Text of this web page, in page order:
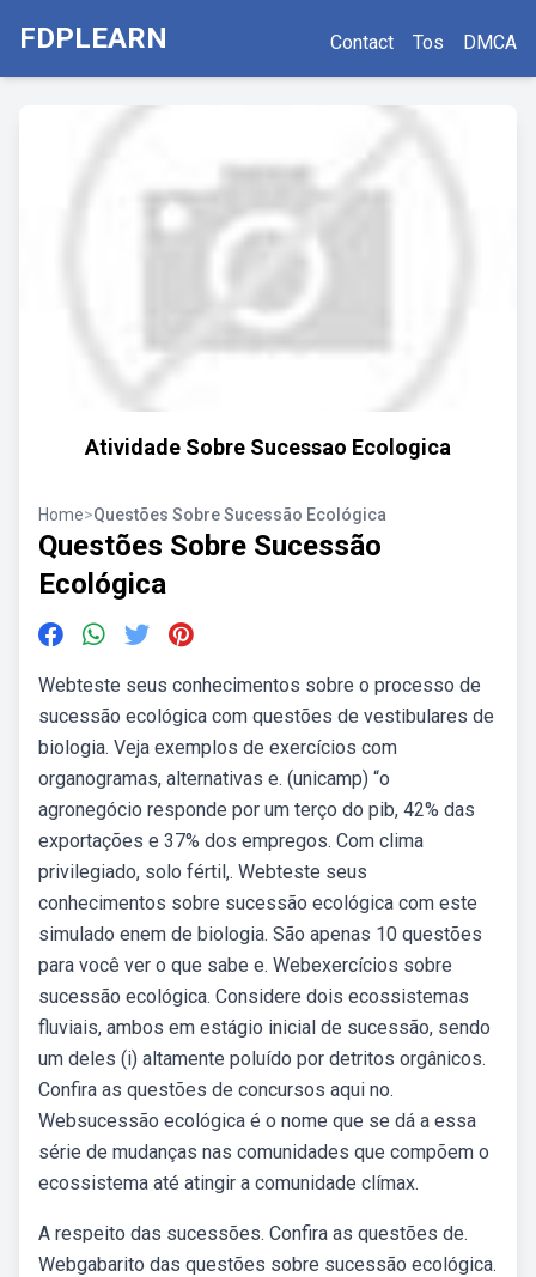
FDPLEARN Contact Tos DMCA
Atividade Sobre Sucessao Ecologica
Home>Questões Sobre Sucessão Ecológica
Questões Sobre Sucessão
Ecológica
Webteste seus conhecimentos sobre o processo de
sucessão ecológica com questões de vestibulares de
biologia. Veja exemplos de exercícios com
organogramas, alternativas e. (unicamp) “o
agronegócio responde por um terço do pib, 42% das
exportações e 37% dos empregos. Com clima
privilegiado, solo fértil,. Webteste seus
conhecimentos sobre sucessão ecológica com este
simulado enem de biologia. São apenas 10 questões
para você ver o que sabe e. Webexercícios sobre
sucessão ecológica. Considere dois ecossistemas
fluviais, ambos em estágio inicial de sucessão, sendo
um deles (i) altamente poluído por detritos orgânicos.
Confira as questões de concursos aqui no.
Websucessão ecológica é o nome que se dá a essa
série de mudanças nas comunidades que compõem o
ecossistema até atingir a comunidade clímax.
A respeito das sucessões. Confira as questões de.
Webgabarito das questões sobre sucessão ecológica.